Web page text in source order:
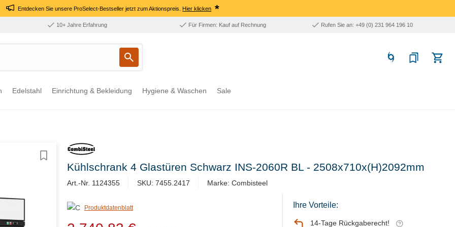
Entdecken Sie unsere ProSelect-Bestseller jetzt zum Aktionspreis.Hier klicken *
10+ Jahre Erfahrung Für Firmen: Kauf auf Rechnung Rufen Sie an: +49 (0) 231 964 196 10
Edelstahl Einrichtung & Bekleidung Hygiene & Waschen Sale
Kühlschrank 4 Glastüren Schwarz INS-2060R BL - 2508x710x(H)2092mm
Art.-Nr. 1124355 SKU: 7455.2417 Marke: Combisteel
Produktdatenblatt Ihre Vorteile:
14-Tage Rückgaberecht!